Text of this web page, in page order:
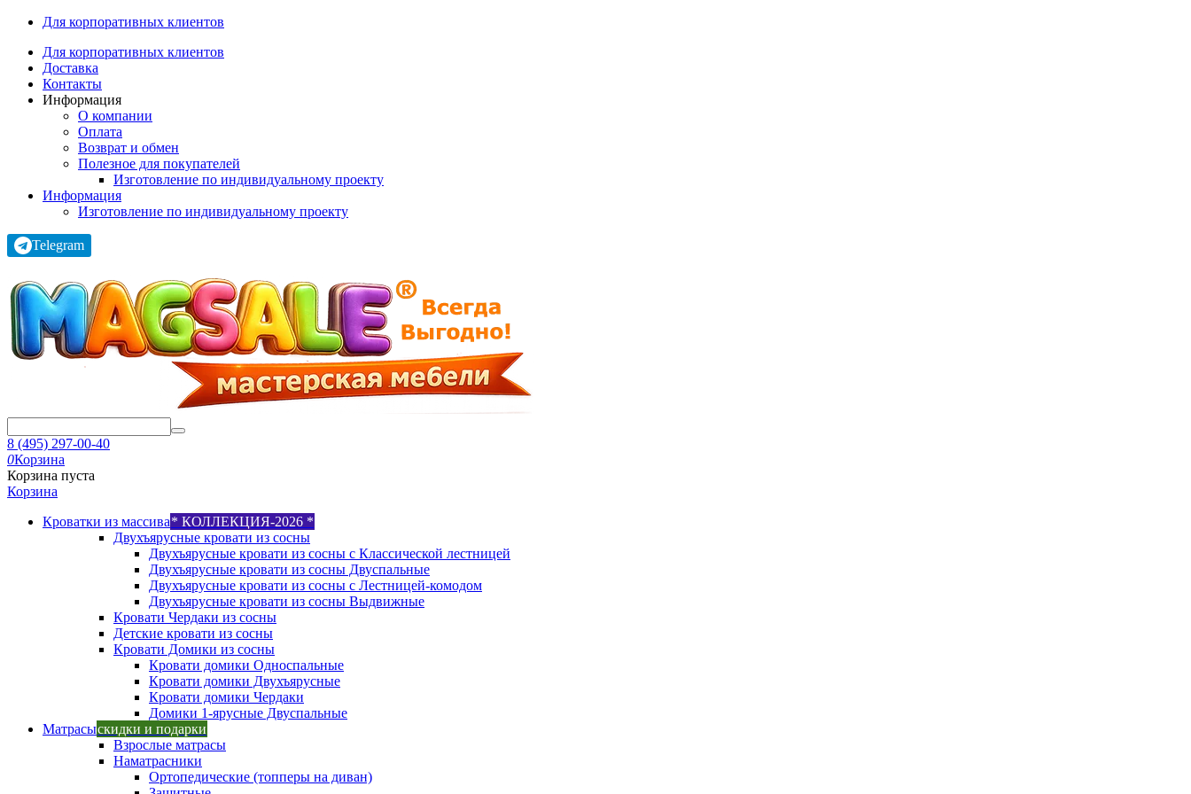
Для корпоративных клиентов
Для корпоративных клиентов
Доставка
Контакты
Информация
О компании
Оплата
Возврат и обмен
Полезное для покупателей
Изготовление по индивидуальному проекту
Информация
Изготовление по индивидуальному проекту
Telegram
8 (495) 297-00-40
0Корзина
Корзина пуста
Корзина
Кроватки из массива* КОЛЛЕКЦИЯ-2026 *
Двухъярусные кровати из сосны
Двухъярусные кровати из сосны с Классической лестницей
Двухъярусные кровати из сосны Двуспальные
Двухъярусные кровати из сосны с Лестницей-комодом
Двухъярусные кровати из сосны Выдвижные
Кровати Чердаки из сосны
Детские кровати из сосны
Кровати Домики из сосны
Кровати домики Односпальные
Кровати домики Двухъярусные
Кровати домики Чердаки
Домики 1-ярусные Двуспальные
Матрасыскидки и подарки
Взрослые матрасы
Наматрасники
Ортопедические (топперы на диван)